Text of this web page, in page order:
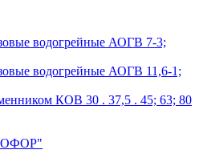
водогрейные АОГВ 7-3;
водогрейные АОГВ 11,6-1;
КОВ 30 . 37,5 . 45; 63; 80